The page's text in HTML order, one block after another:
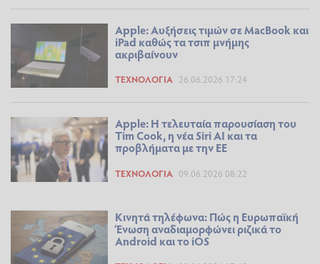
Apple: Αυξήσεις τιμών σε MacBook και
iPad καθώς τα τσιπ μνήμης
ακριβαίνουν
ΤΕΧΝΟΛΟΓΊΑ 26.06.2026 17:24
Apple: H τελευταία παρουσίαση του
Tim Cook, η νέα Siri AI και τα
προβλήματα με την ΕΕ
ΤΕΧΝΟΛΟΓΊΑ 09.06.2026 08:22
Κινητά τηλέφωνα: Πώς η Ευρωπαϊκή
Ένωση αναδιαμορφώνει ριζικά το
Android και το iOS